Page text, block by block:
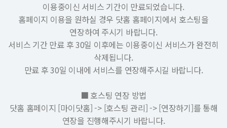
이용중이신 서비스 기간이 만료되었습니다.
홈페이지 이용을 원하실 경우 닷홈 홈페이지에서 호스팅을
연장하여 주시기 바랍니다.
서비스 기간 만료 후 30일 이후에는 이용중이신 서비스가 완전히
삭제됩니다.
만료 후 30일 이내에 서비스를 연장해주시길 바랍니다.
■ 호스팅 연장 방법
닷홈 홈페이지 [마이닷홈] -> [호스팅 관리] -> [연장하기]를 통해
연장을 진행해주시기 바랍니다.